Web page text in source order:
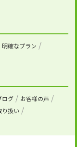
明確なプラン
ログ
お客様の声
り扱い